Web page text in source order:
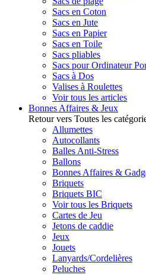
Sacs en Coton
Sacs en Jute
Sacs en Papier
Sacs en Toile
Sacs pliables
Sacs pour Ordinateur
Sacs à Dos
Valises à Roulettes
Voir tous les articles
Bonnes Affaires & Jeux
Retour vers Toutes les
Allumettes
Autocollants
Balles Anti-Stress
Ballons
Bonnes Affaires &
Briquets
Briquets BIC
Voir tous les Briquets
Cartes de Jeu
Jetons de caddie
Jeux
Jouets
Lanyards/Cordelières
Peluches